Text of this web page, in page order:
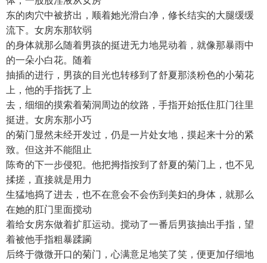
东的肉穴中被挤出，顺着她光滑白净，修长结实的大腿缓缓
流下。女房东那软弱
的身体就那么随着男孩的挺进无力地晃动着，就像那暴雨中
的一朵小白花。随着
抽插的进行，男孩的目光也转移到了舒夏那淡粉色的小菊花
上，他的手指抚了上
去，细细的摸索着菊洞周边的纹路，手指开始抵住肛门往里
挺进。女房东那小巧
的菊门显然未经开发过，仍是一片处女地，摸起来十分的紧
致。但这并不能阻止
陈奇的下一步侵犯。他把拇指按到了舒夏的菊门上，也不见
揉搓，直接就是用力
生猛地捣了进去，也不在意会不会伤到美妇的身体，就那么
在她的肛门里面搅动
着给女房东做着扩肛运动。搅动了一番后男孩抽出手指，望
着被他手指粗暴蹂躏
后终于微微开口的菊门，心满意足地笑了笑，便更加仔细地